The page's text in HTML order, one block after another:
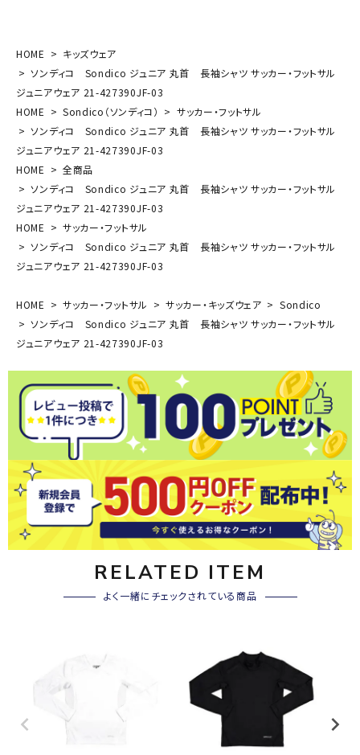
HOME
キッズウェア
ソンディコ Sondico ジュニア 丸首 長袖シャツ サッカー・フットサル
ジュニアウェア 21-427390JF-03
HOME
Sondico（ソンディコ）
サッカー・フットサル
ソンディコ Sondico ジュニア 丸首 長袖シャツ サッカー・フットサル
ジュニアウェア 21-427390JF-03
HOME
全商品
ソンディコ Sondico ジュニア 丸首 長袖シャツ サッカー・フットサル
ジュニアウェア 21-427390JF-03
HOME
サッカー・フットサル
ソンディコ Sondico ジュニア 丸首 長袖シャツ サッカー・フットサル
ジュニアウェア 21-427390JF-03
HOME サッカー・フットサル サッカー・キッズウェア
Sondico
ソンディコ Sondico ジュニア 丸首 長袖シャツ サッカー・フットサル
ジュニアウェア 21-427390JF-03
RELATED ITEM
よく一緒にチェックされている商品